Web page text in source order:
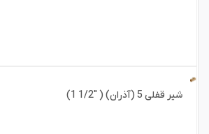
شیر قفلی 5 (آذران) ( "1/2 1)